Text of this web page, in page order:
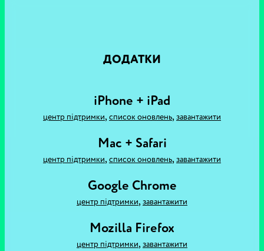
ДОДАТКИ
iPhone + iPad
центр підтримки, список оновлень, завантажити
Mac + Safari
центр підтримки, список оновлень, завантажити
Google Chrome
центр підтримки, завантажити
Mozilla Firefox
центр підтримки, завантажити